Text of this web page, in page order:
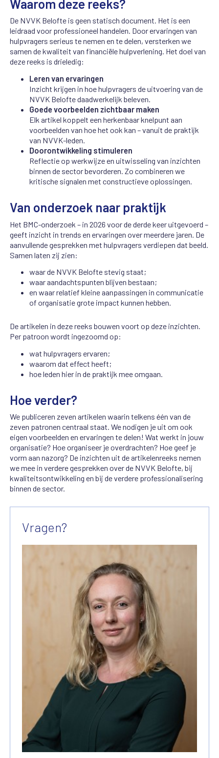
Waarom deze reeks?
De NVVK Belofte is geen statisch document. Het is een
leidraad voor professioneel handelen. Door ervaringen van
hulpvragers serieus te nemen en te delen, versterken we
samen de kwaliteit van financiële hulpverlening. Het doel van
deze reeks is drieledig:
Leren van ervaringen
Inzicht krijgen in hoe hulpvragers de uitvoering van de
NVVK Belofte daadwerkelijk beleven.
Goede voorbeelden zichtbaar maken
Elk artikel koppelt een herkenbaar knelpunt aan
voorbeelden van hoe het ook kan – vanuit de praktijk
van NVVK-leden.
Doorontwikkeling stimuleren
Reflectie op werkwijze en uitwisseling van inzichten
binnen de sector bevorderen. Zo combineren we
kritische signalen met constructieve oplossingen.
Van onderzoek naar praktijk
Het BMC-onderzoek – in 2026 voor de derde keer uitgevoerd –
geeft inzicht in trends en ervaringen over meerdere jaren. De
aanvullende gesprekken met hulpvragers verdiepen dat beeld.
Samen laten zij zien:
waar de NVVK Belofte stevig staat;
waar aandachtspunten blijven bestaan;
en waar relatief kleine aanpassingen in communicatie
of organisatie grote impact kunnen hebben.
De artikelen in deze reeks bouwen voort op deze inzichten.
Per patroon wordt ingezoomd op:
wat hulpvragers ervaren;
waarom dat effect heeft;
hoe leden hier in de praktijk mee omgaan.
Hoe verder?
We publiceren zeven artikelen waarin telkens één van de
zeven patronen centraal staat. We nodigen je uit om ook
eigen voorbeelden en ervaringen te delen! Wat werkt in jouw
organisatie? Hoe organiseer je overdrachten? Hoe geef je
vorm aan nazorg? De inzichten uit de artikelenreeks nemen
we mee in verdere gesprekken over de NVVK Belofte, bij
kwaliteitsontwikkeling en bij de verdere professionalisering
binnen de sector.
Vragen?